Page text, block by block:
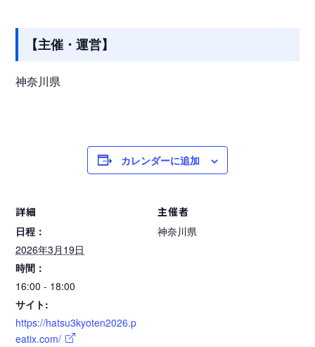
【主催・運営】
神奈川県
カレンダーに追加
詳細
日程：
2026年3月19日
時間：
16:00 - 18:00
サイト:
https://hatsu3kyoten2026.p
eatix.com/
主催者
神奈川県